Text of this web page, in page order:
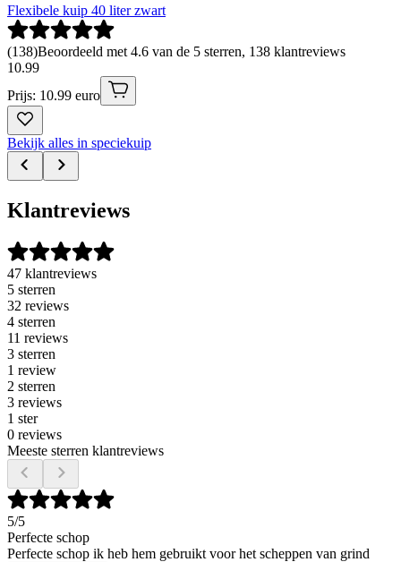
Flexibele kuip 40 liter zwart
(138)Beoordeeld met 4.6 van de 5 sterren, 138 klantreviews
10.99
Prijs: 10.99 euro
Bekijk alles in speciekuip
Klantreviews
47 klantreviews
5 sterren
32 reviews
4 sterren
11 reviews
3 sterren
1 review
2 sterren
3 reviews
1 ster
0 reviews
Meeste sterren klantreviews
5/5
Perfecte schop
Perfecte schop ik heb hem gebruikt voor het scheppen van grind